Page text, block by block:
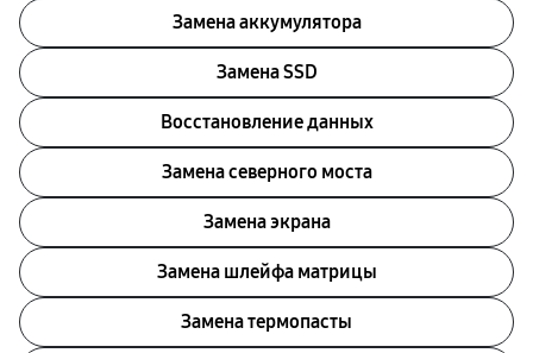
Замена аккумулятора
Замена SSD
Восстановление данных
Замена северного моста
Замена экрана
Замена шлейфа матрицы
Замена термопасты